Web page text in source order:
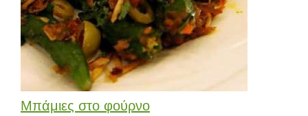
Μπάμιες στο φούρνο